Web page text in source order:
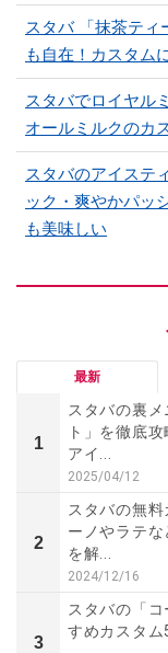
スタバ 「抹茶ティ
も自在！カスタム
スタバでロイヤル
オールミルクのカ
スタバのアイステ
ック・爽やかパッ
も美味しい
最新
1
スタバの裏
ト」を徹底
アイ...
2025/04/12
2
スタバの無
ーノやラテ
を解...
2024/12/16
3
スタバの「
すめカスタム